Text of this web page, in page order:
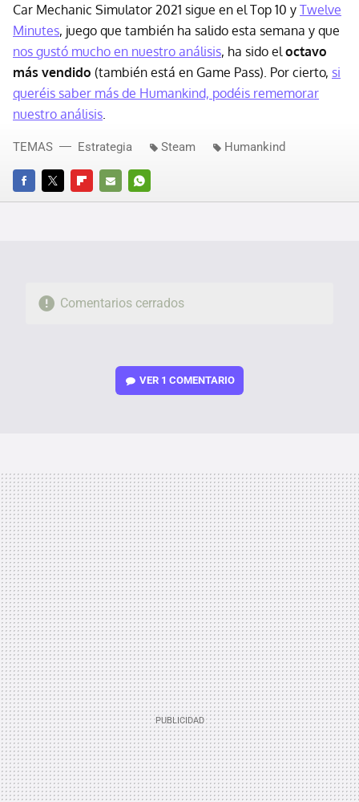
Car Mechanic Simulator 2021 sigue en el Top 10 y Twelve
Minutes, juego que también ha salido esta semana y que
nos gustó mucho en nuestro análisis, ha sido el octavo
más vendido (también está en Game Pass). Por cierto, si
queréis saber más de Humankind, podéis rememorar
nuestro análisis
FACEBOOKTWITTERFLIPBOARD
E-
WHATSAPP
TEMAS Estrategia Steam Humankind
Comentarios cerrados
VER 1 COMENTARIO